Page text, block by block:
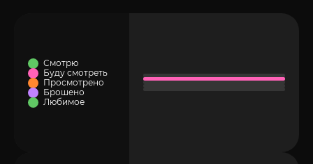
Смотрю
Буду смотреть
Просмотрено
Брошено
Любимое